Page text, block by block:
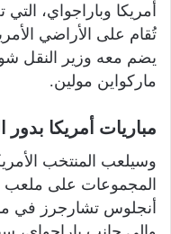
أمريكا وباراجواي،
تُقام على الأراضي
يضم معه وزير النقل
ماركواين مولين.
مباريات أمريكا
المجموعات على
أنجلوس تشارجرز في